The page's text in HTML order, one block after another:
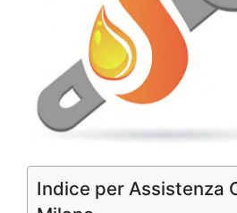
Indice per Assistenza